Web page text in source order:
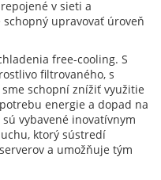
v sieti a
upravovať úroveň
free-cooling. S
filtrovaného, s
schopní znížiť využitie
energie a dopad na
vybavené inovatívnym
ktorý sústredí
a umožňuje tým